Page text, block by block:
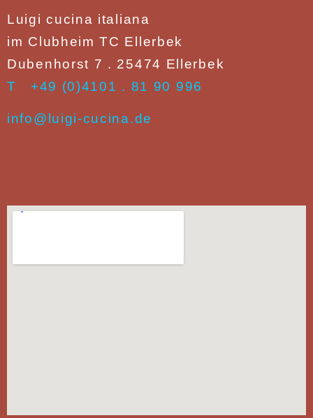
Luigi cucina italiana
im Clubheim TC Ellerbek
Dubenhorst 7 . 25474 Ellerbek
T +49 (0)4101 . 81 90 996
info@luigi-cucina.de